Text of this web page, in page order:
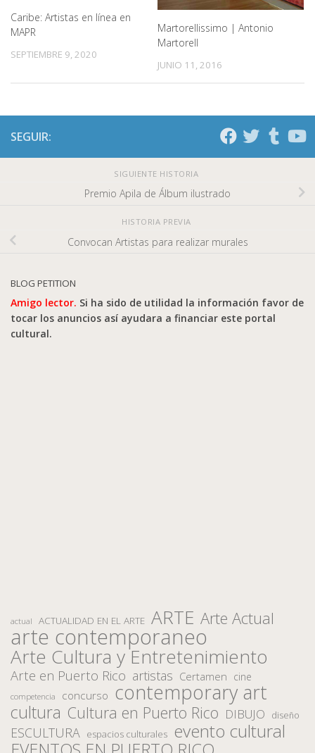
Caribe: Artistas en línea en
MAPR
SEPTIEMBRE 9, 2020
Martorellissimo | Antonio
Martorell
JUNIO 11, 2016
SEGUIR:
SIGUIENTE HISTORIA
Premio Apila de Álbum ilustrado
HISTORIA PREVIA
Convocan Artistas para realizar murales
BLOG PETITION
Amigo lector. Si ha sido de utilidad la información favor de
tocar los anuncios así ayudara a financiar este portal
cultural.
actual ACTUALIDAD EN EL ARTE ARTE Arte Actual
arte contemporaneo
Arte Cultura y Entretenimiento
Arte en Puerto Rico artistas Certamen cine
competencia concurso contemporary art
cultura Cultura en Puerto Rico DIBUJO diseño
ESCULTURA espacios culturales evento cultural